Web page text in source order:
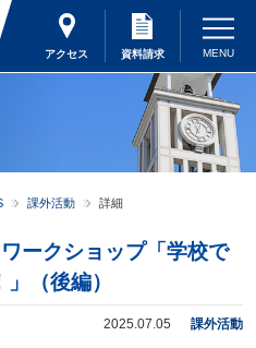
アクセス 資料請求
課外活動 詳細
ークショップ「学校で
（後編）
2025.07.05 課外活動